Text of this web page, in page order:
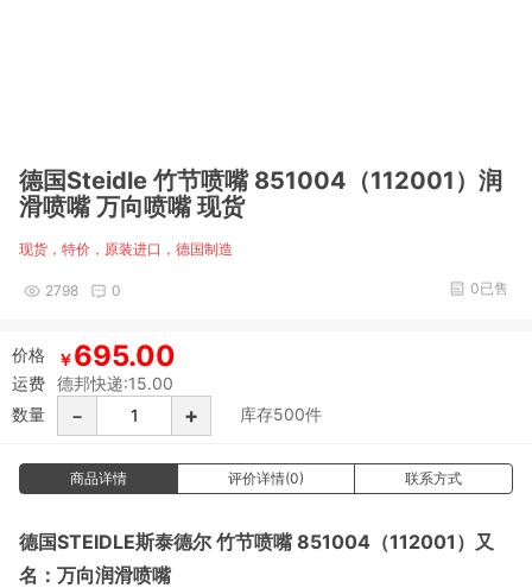
德国Steidle 竹节喷嘴 851004（112001）润
滑喷嘴 万向喷嘴 现货
现货，特价，原装进口，德国制造
2798 0 0已售
价格 ￥695.00
运费 德邦快递:15.00
数量
- + 库存500件
商品详情 评价详情(0) 联系方式
德国STEIDLE斯泰德尔 竹节喷嘴 851004（112001）又
名：万向润滑喷嘴